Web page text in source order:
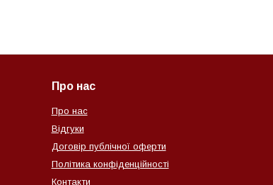
Про нас
Про нас
Відгуки
Договір публічної оферти
Політика конфіденційності
Контакти